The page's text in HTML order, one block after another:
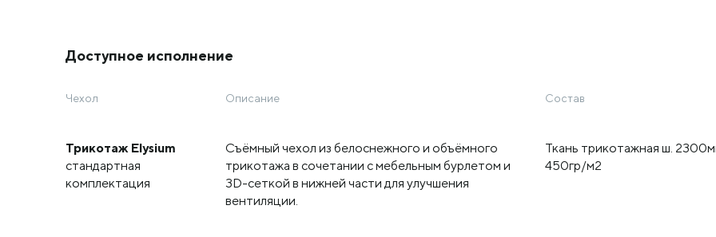
Доступное исполнение
Чехол Описание Состав
Трикотаж Elysium
стандартная
комплектация
Съёмный чехол из белоснежного и объёмного
трикотажа в сочетании с мебельным бурлетом и
3D-сеткой в нижней части для улучшения
вентиляции.
Ткань трикотажная ш.
450гр/м2